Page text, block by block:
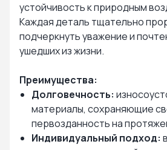
устойчивость к природным
Каждая деталь тщательно
подчеркнуть уважение и
ушедших из жизни.
Преимущества:
Долговечность:
материалы, сохраняющие
первозданность на
Индивидуальный подход: